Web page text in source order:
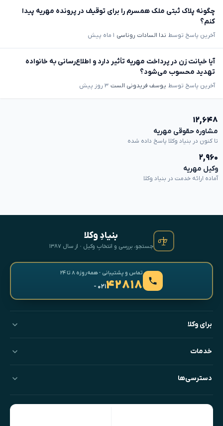
چگونه پلاک ثبتی ملک همسرم را برای توقیف در پرونده مهریه پیدا
کنم؟
آخرین پاسخ توسط ندا السادات روناسی ۱ ماه پیش
آیا خیانت زن در پرداخت مهریه تأثیر دارد و اطلاع‌رسانی به خانواده
تهدید محسوب می‌شود؟
آخرین پاسخ توسط یوسف فریدونی الست ۳ روز پیش
۱۲,۶۴۸
مشاوره حقوقی مهریه
تا کنون در بنیاد وکلا پاسخ داده شده
۲,۹۶۰
وکیل مهریه
آماده ارائه خدمت در بنیاد وکلا
بنیادِ وکلا
جستجو، بررسی و انتخابِ وکیل · از سال ۱۳۸۷
تماس و پشتیبانی · همه‌روزه ۸ تا ۲۴
۴۲۸۱۸- ۰۲۱
برای وکلا
خدمات
دسترسی‌ها